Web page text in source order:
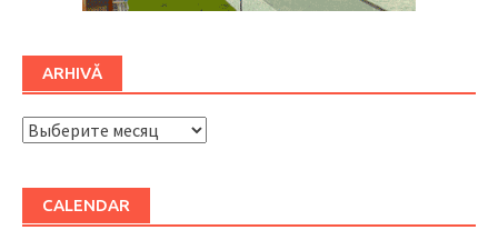
ARHIVĂ
ARHIVĂ
CALENDAR